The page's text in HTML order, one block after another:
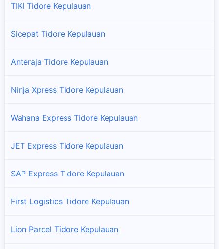
Tidore Selatan
Selatan
Tidore Timur
Cabang dan titik pengambilan paket JNE Express di Tidore
TIKI Tidore Kepulauan
Sicepat Tidore Kepulauan
Anteraja Tidore Kepulauan
Ninja Xpress Tidore Kepulauan
Wahana Express Tidore Kepulauan
JET Express Tidore Kepulauan
SAP Express Tidore Kepulauan
First Logistics Tidore Kepulauan
Lion Parcel Tidore Kepulauan